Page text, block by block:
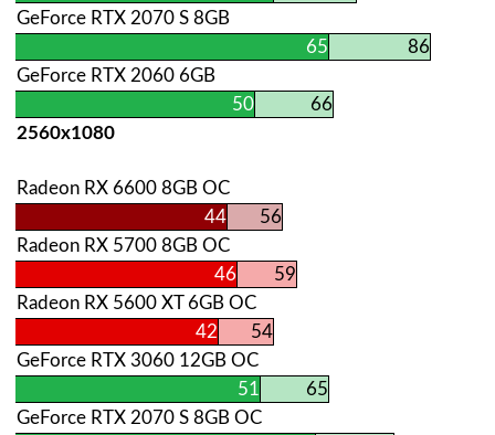
GeForce RTX 2070 S 8GB
65
86
GeForce RTX 2060 6GB
50
66
2560х1080
Radeon RX 6600 8GB OC
44
56
Radeon RX 5700 8GB OC
46
59
Radeon RX 5600 XT 6GB OC
42
54
GeForce RTX 3060 12GB OC
51
65
GeForce RTX 2070 S 8GB OC